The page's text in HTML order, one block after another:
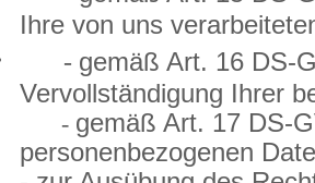
Ihre von uns
- gemäß Art. 16 DS-
Vervollständigung Ihrer
- gemäß Art. 17 DS-
personenbezogenen